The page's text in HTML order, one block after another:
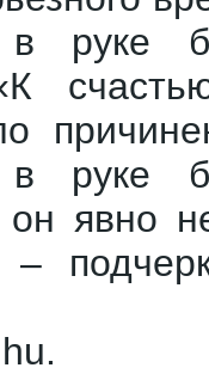
в руке
в руке
он явно
–